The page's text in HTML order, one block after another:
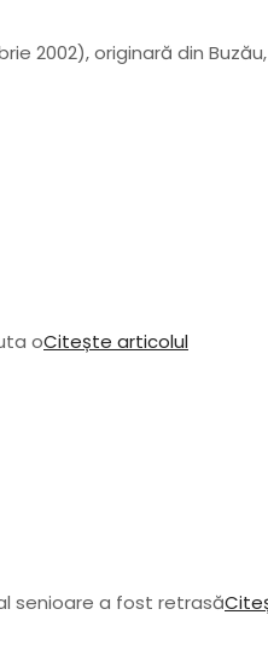
2002), originară din
oCitește articolul
senioare a fost retrasă